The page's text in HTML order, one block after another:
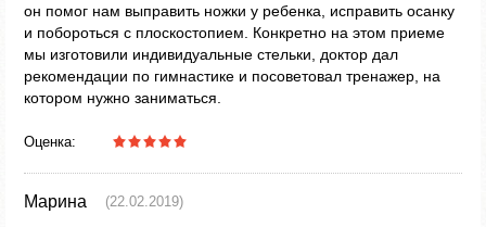
он помог нам выправить ножки у ребенка, исправить осанку
и побороться с плоскостопием. Конкретно на этом приеме
мы изготовили индивидуальные стельки, доктор дал
рекомендации по гимнастике и посоветовал тренажер, на
котором нужно заниматься.
Оценка:
Марина (22.02.2019)